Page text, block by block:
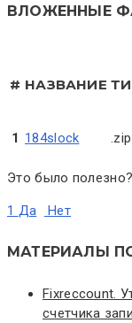
ВЛОЖЕННЫЕ
# НАЗВАНИЕ
1 184slock .zip
Это было полезно?
1 Да Нет
МАТЕРИАЛЫ
Fixreccount.
счетчика